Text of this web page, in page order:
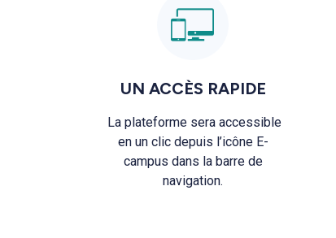
UN ACCÈS RAPIDE
La plateforme sera accessible
en un clic depuis l’icône E-
campus dans la barre de
navigation.